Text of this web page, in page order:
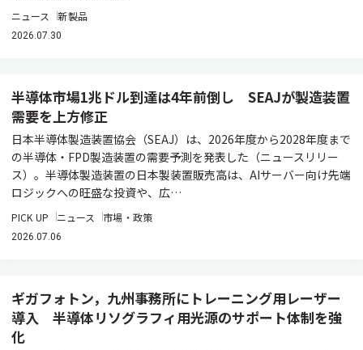
ニュース 新製品
2026.07.30
半導体市場1兆ドル到達は4年前倒し SEAJが製造装置
需要を上方修正
日本半導体製造装置協会（SEAJ）は、2026年度から2028年度まで
の半導体・FPD製造装置の需要予測を発表した（ニュースリリー
ス）。半導体製造装置の日本製装置販売高は、AIサーバー向け先端
ロジックへの旺盛な投資や、広…
PICK UP ニュース 市場・政策
2026.07.06
ギガフォトン，九州事務所にトレーニング用レーザー
導入 半導体リソグラフィ用光源のサポート体制を強
化